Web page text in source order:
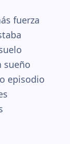
fuerza
sueño
episodio